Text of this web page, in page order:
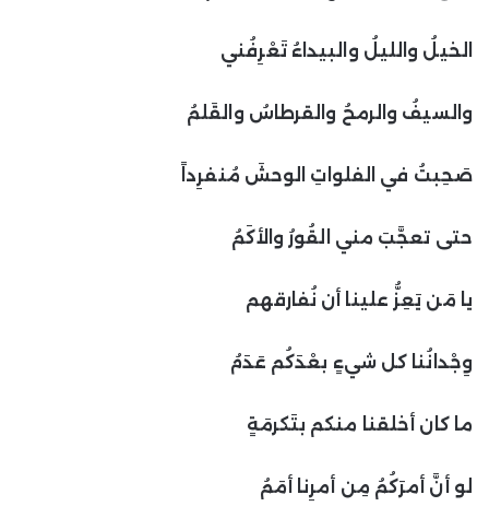
الخيلُ والليلُ والبيداءُ تَعْرِفُني
والسيفُ والرمحُ والقرطاسُ والقَلمُ
صَحِبتُ في الفلواتِ الوحشَ مُنفرِداً
حتى تعجَّبَ مني القُورُ والأكَمُ
يا مَن يَعِزُّ علينا أن نُفارقهم
وِجْدانُنا كل شيءٍ بعْدَكُم عَدَمُ
ما كان أخلقنا منكم بتَكرمَةٍ
لو أنَّ أمرَكُمُ مِن أمرِنا أمَمُ